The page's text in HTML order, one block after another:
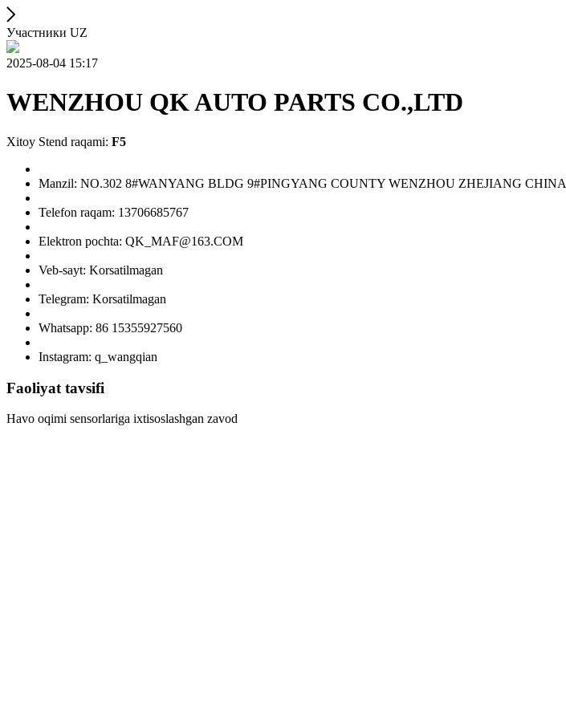
Участники UZ
2025-08-04 15:17
WENZHOU QK AUTO PARTS CO.,LTD
Xitoy Stend raqami: F5
Manzil: NO.302 8#WANYANG BLDG 9#PINGYANG COUNTY WENZHOU ZHEJIANG CHINA
Telefon raqam: 13706685767
Elektron pochta: QK_MAF@163.COM
Veb-sayt: Korsatilmagan
Telegram: Korsatilmagan
Whatsapp: 86 15355927560
Instagram: q_wangqian
Faoliyat tavsifi
Havo oqimi sensorlariga ixtisoslashgan zavod